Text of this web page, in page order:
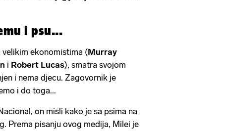
i psu...
velikim ekonomistima (Murray
i Robert Lucas), smatra svojom
i nema djecu. Zagovornik je
i do toga...
on misli kako je sa psima na
Prema pisanju ovog medija, Milei je